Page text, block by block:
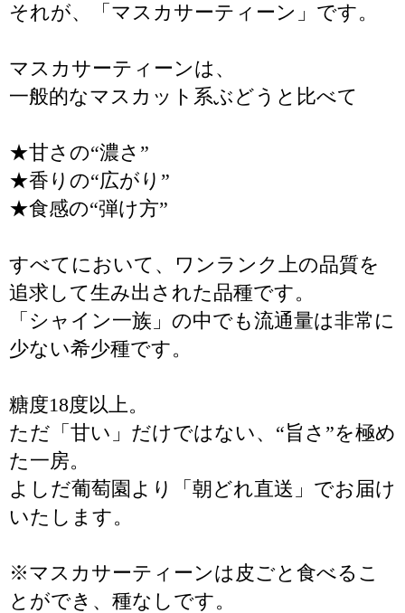
それが、「マスカサーティーン」です。
マスカサーティーンは、
一般的なマスカット系ぶどうと比べて
★甘さの“濃さ”
★香りの“広がり”
★食感の“弾け方”
すべてにおいて、ワンランク上の品質を
追求して生み出された品種です。
「シャイン一族」の中でも流通量は非常に
少ない希少種です。
糖度18度以上。
ただ「甘い」だけではない、“旨さ”を極め
た一房。
よしだ葡萄園より「朝どれ直送」でお届け
いたします。
※マスカサーティーンは皮ごと食べるこ
とができ、種なしです。